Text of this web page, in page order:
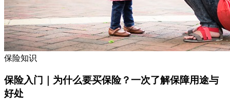
保险知识
保险入门｜为什么要买保险？一次了解保障用途与
好处